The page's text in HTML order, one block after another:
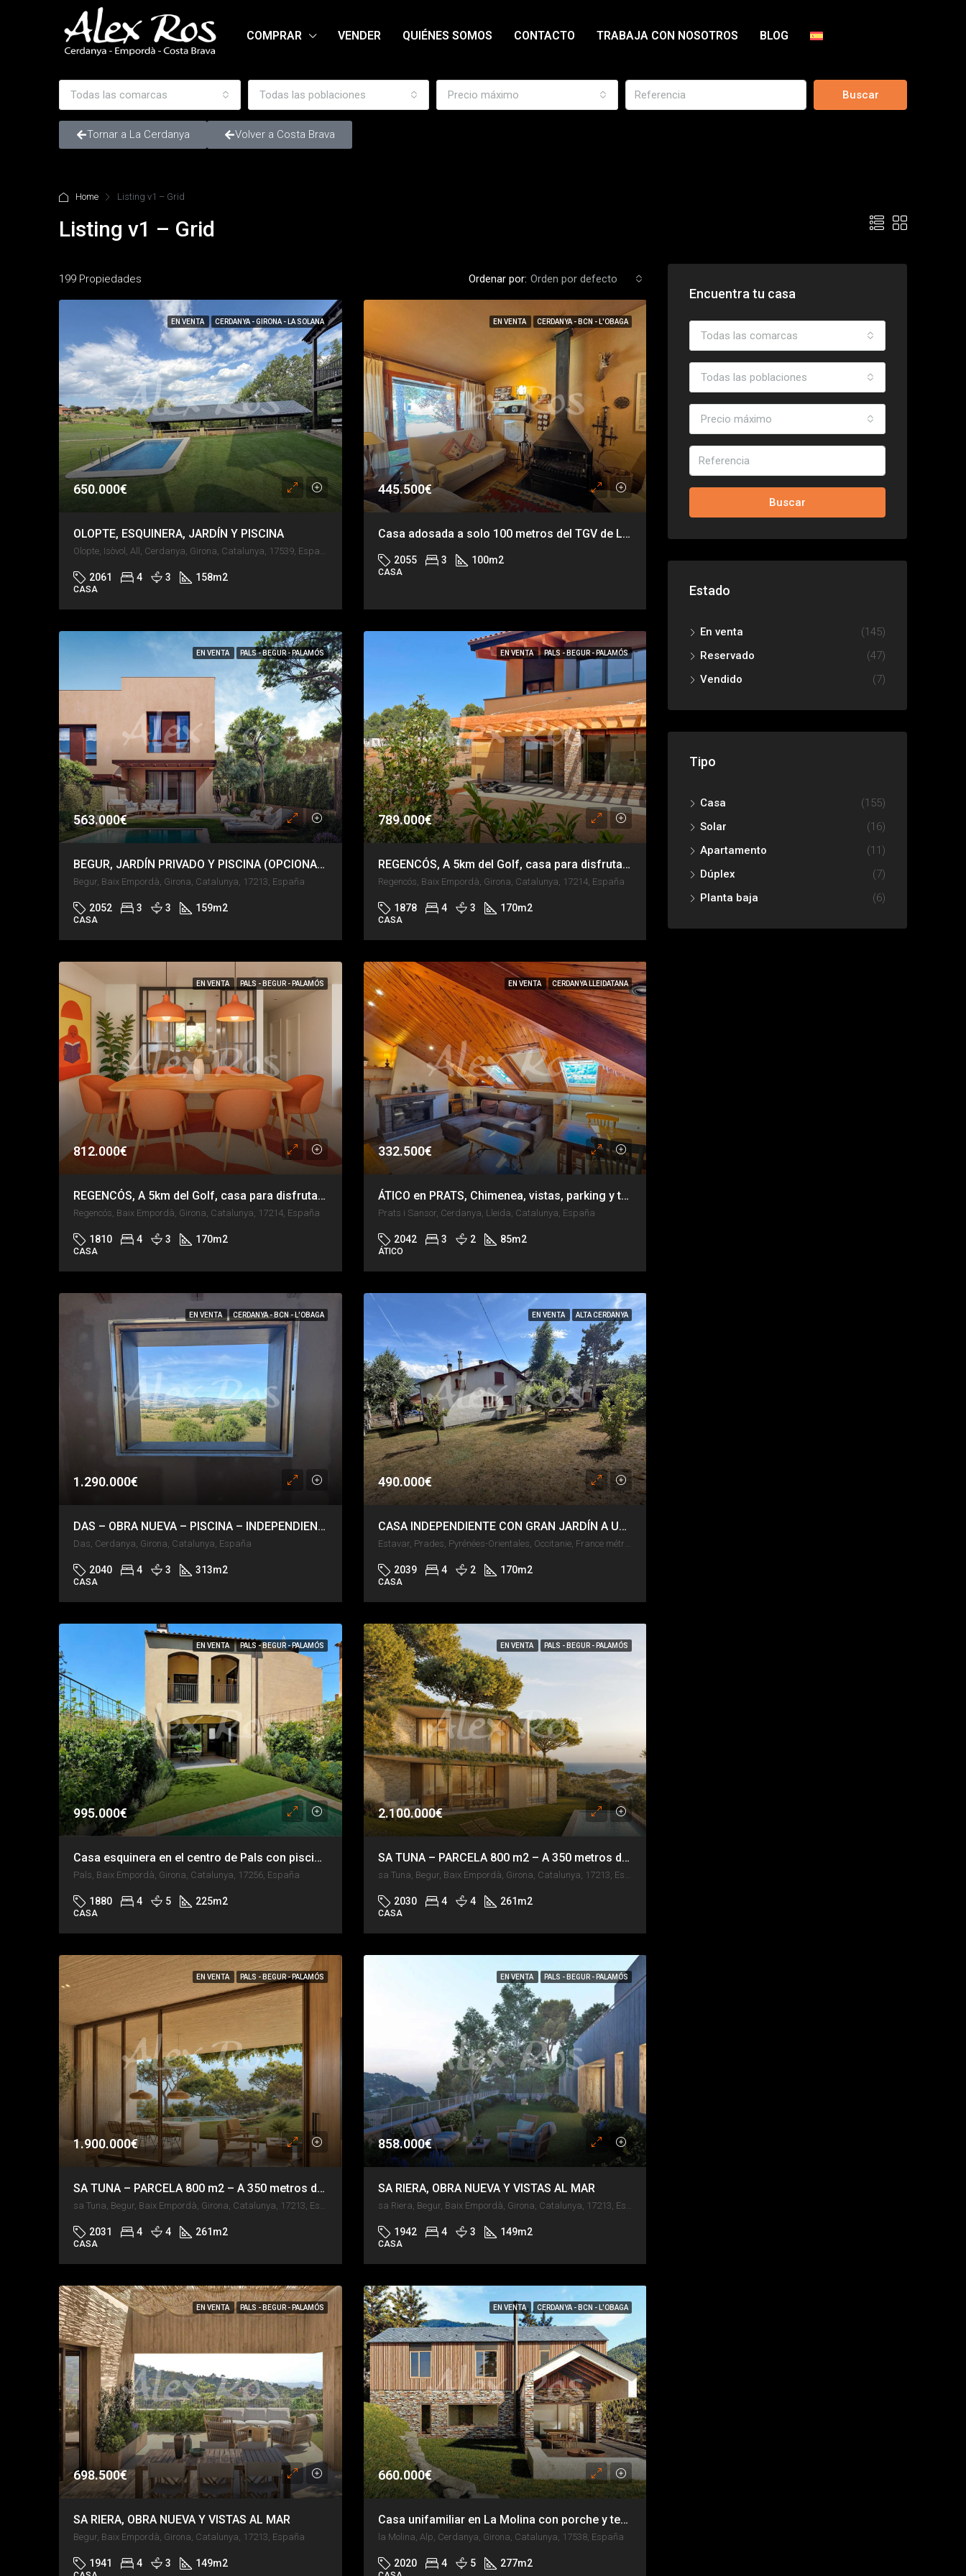
COMPRAR VENDER QUIÉNES SOMOS CONTACTO TRABAJA CON NOSOTROS BLOG
Todas las comarcas Todas las poblaciones Precio máximo Buscar
Tornar a La Cerdanya Volver a Costa Brava
Home Listing v1 – Grid
Listing v1 – Grid
199 Propiedades Ordenar por: Orden por defecto
EN VENTA CERDANYA - GIRONA - LA SOLANA
650.000€
OLOPTE, ESQUINERA, JARDÍN Y PISCINA
2061 4 3 158m2
CASA
EN VENTA CERDANYA - BCN - L'OBAGA
445.500€
Casa adosada a solo 100 metros del TGV de La Masella
2055 3 100m2
CASA
EN VENTA PALS - BEGUR - PALAMÓS
563.000€
BEGUR, JARDÍN PRIVADO Y PISCINA (OPCIONAL)
Begur, Baix Empordà, Girona, Catalunya, 17213, España
2052 3 3 159m2
CASA
EN VENTA PALS - BEGUR - PALAMÓS
789.000€
REGENCÓS, A 5km del Golf, casa para disfrutar TODO el año
Regencós, Baix Empordà, Girona, Catalunya, 17214, España
1878 4 3 170m2
CASA
EN VENTA PALS - BEGUR - PALAMÓS
812.000€
REGENCÓS, A 5km del Golf, casa para disfrutar TODO el año
Regencós, Baix Empordà, Girona, Catalunya, 17214, España
1810 4 3 170m2
CASA
EN VENTA CERDANYA LLEIDATANA
332.500€
ÁTICO en PRATS, Chimenea, vistas, parking y trastero
Prats i Sansor, Cerdanya, Lleida, Catalunya, España
2042 3 2 85m2
ÁTICO
EN VENTA CERDANYA - BCN - L'OBAGA
1.290.000€
DAS – OBRA NUEVA – PISCINA – INDEPENDIENTE – HABITACIÓN EN PLANTA
Das, Cerdanya, Girona, Catalunya, España
2040 4 3 313m2
CASA
EN VENTA ALTA CERDANYA
490.000€
CASA INDEPENDIENTE CON GRAN JARDÍN A UN PASO DE LLÍVIA
Estavar, Prades, Pyrénées-Orientales, Occitanie, France métropolitaine, 66800, France
2039 4 2 170m2
CASA
EN VENTA PALS - BEGUR - PALAMÓS
995.000€
Casa esquinera en el centro de Pals con piscina privada
Pals, Baix Empordà, Girona, Catalunya, 17256, España
1880 4 5 225m2
CASA
EN VENTA PALS - BEGUR - PALAMÓS
2.100.000€
SA TUNA – PARCELA 800 m2 – A 350 metros de la playa de Sa Tuna
2030 4 4 261m2
CASA
EN VENTA PALS - BEGUR - PALAMÓS
1.900.000€
SA TUNA – PARCELA 800 m2 – A 350 metros de la playa de Sa Tuna
sa Tuna, Begur, Baix Empordà, Girona, Catalunya, 17213, España
2031 4 4 261 m2
CASA
EN VENTA PALS - BEGUR - PALAMÓS
858.000€
SA RIERA, OBRA NUEVA Y VISTAS AL MAR
sa Riera, Begur, Baix Empordà, Girona, Catalunya, 17213, España
1942 4 3 149m2
CASA
EN VENTA PALS - BEGUR - PALAMÓS
698.500€
SA RIERA, OBRA NUEVA Y VISTAS AL MAR
Begur, Baix Empordà, Girona, Catalunya, 17213, España
1941 4 3 149m2
EN VENTA CERDANYA - BCN - L'OBAGA
660.000€
Casa unifamiliar en La Molina con porche y terraza
la Molina, Alp, Cerdanya, Girona, Catalunya, 17538, España
2020 4 5 277m2
Encuentra tu casa
Todas las comarcas
Todas las poblaciones
Precio máximo
Buscar
Estado
En venta
(145)
Reservado
(47)
Vendido
(7)
Tipo
Casa
(155)
Solar
(16)
Apartamento
(11)
Dúplex
(7)
Planta baja
(6)